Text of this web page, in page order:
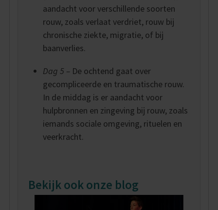
aandacht voor verschillende soorten
rouw, zoals verlaat verdriet, rouw bij
chronische ziekte, migratie, of bij
baanverlies.
Dag 5 – De ochtend gaat over
gecompliceerde en traumatische rouw.
In de middag is er aandacht voor
hulpbronnen en zingeving bij rouw, zoals
iemands sociale omgeving, rituelen en
veerkracht.
Bekijk ook onze blog